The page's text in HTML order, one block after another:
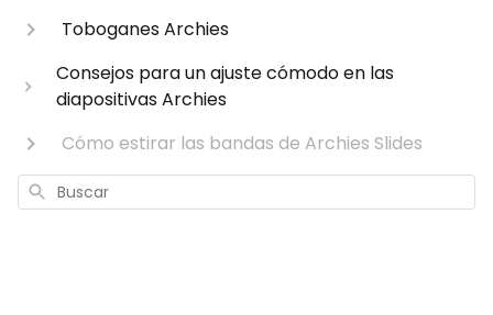
Toboganes Archies
Consejos para un ajuste cómodo en las
diapositivas Archies
Cómo estirar las bandas de Archies Slides
Buscar